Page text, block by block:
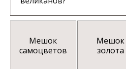
Мешок
самоцветов
Мешок
золота